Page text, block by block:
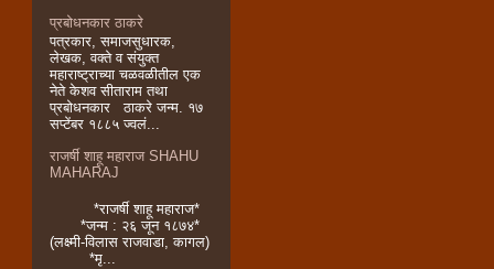
प्रबोधनकार ठाकरे
पत्रकार, समाजसुधारक,
लेखक, वक्ते व संयुक्त
महाराष्ट्राच्या चळवळीतील एक
नेते केशव सीताराम तथा
प्रबोधनकार ठाकरे जन्म. १७
सप्टेंबर १८८५ ज्वलं...
राजर्षी शाहू महाराज SHAHU
MAHARAJ
*राजर्षी शाहू महाराज*
*जन्म : २६ जून १८७४*
(लक्ष्मी-विलास राजवाडा, कागल)
*मृ...